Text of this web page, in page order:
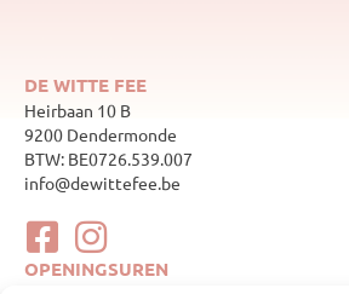
DE WITTE FEE
Heirbaan 10 B
9200 Dendermonde
BTW: BE0726.539.007
info@dewittefee.be
OPENINGSUREN